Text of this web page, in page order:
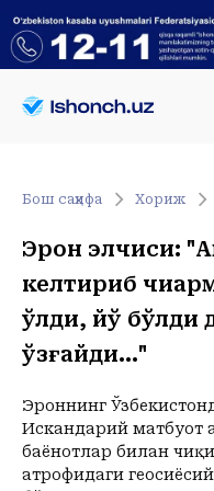
Жамият
ХОРИЖ
Иқтисод
Сиёсат
ЎЗГАЧА РАКУРС
ҲОДИСА
ИНТЕРВЬЮ
Telefon
Tasdiqlash
Менинг саҳифам
Сақланганлар
+33C +30C
Бош саҳифа Хориж
Эрон элчиси:
келтириб
ўлди, йўқ
қўзғайди…"
Эроннинг
Искандарий матбуот
баёнотлар билан
атрофидаги